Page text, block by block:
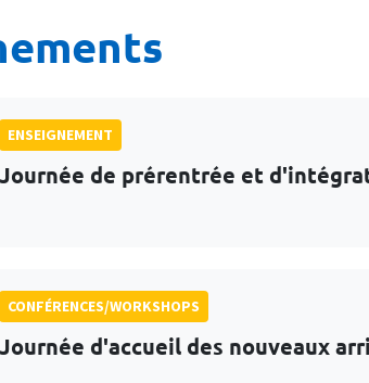
ENSEIGNEMENT
Journée de prérentrée et
CONFÉRENCES/WORKSHOPS
Journée d'accueil des nouveaux